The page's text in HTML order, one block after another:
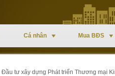
Cá nhân Mua BĐS
Đầu tư xây dựng Phát triển Thương mại